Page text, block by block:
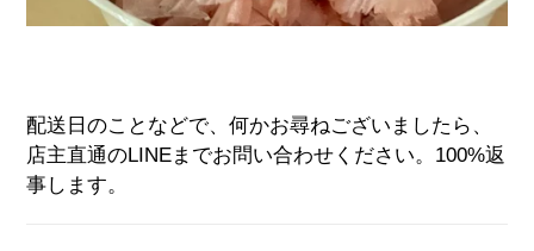
配送日のことなどで、何かお尋ねございましたら、
店主直通のLINEまでお問い合わせください。100%返
事します。